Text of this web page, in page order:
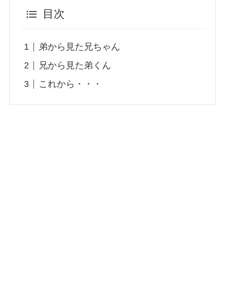
目次
弟から見た兄ちゃん
兄から見た弟くん
これから・・・